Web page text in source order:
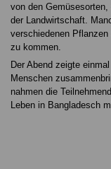
von den
der Landwirtschaft.
verschiedenen
zu kommen.
Der Abend zeigte
Menschen
nahmen die
Leben in Bangladesch